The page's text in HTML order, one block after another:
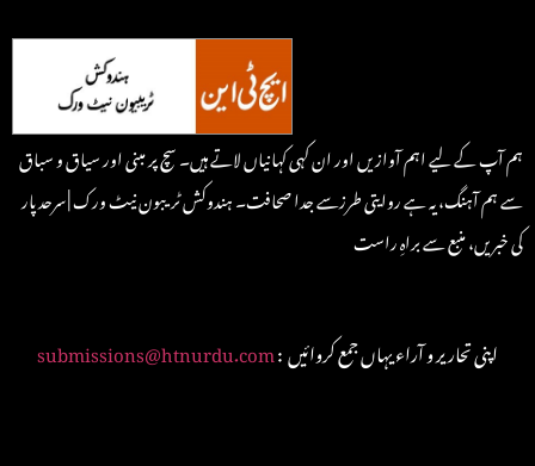
ہم آپ کے لیے اہم آوازیں اور ان کہی کہانیاں لاتے ہیں۔ سچ پر مبنی اور سیاق و سباق
سے ہم آہنگ، یہ ہے روایتی طرزسے جدا صحافت۔ ہندوکش ٹریبون نیٹ ورک | سرحد پار
کی خبریں، منبع سے براہِ راست
submissions@htnurdu.com : اپنی تحاریر و آراء یہاں جمع کروائیں